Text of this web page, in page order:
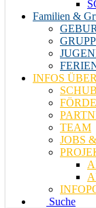
Familien &
INFOS
TEAM
JOBS
Suche